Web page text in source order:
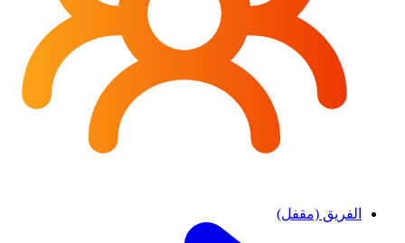
الفريق (مقفل)